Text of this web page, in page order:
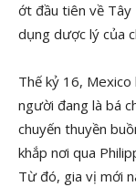
ớt đầu tiên về Tây
dụng dược lý của
Thế kỷ 16,
người đang là bá
chuyến thuyền
khắp nơi qua
Từ đó, gia vị mới